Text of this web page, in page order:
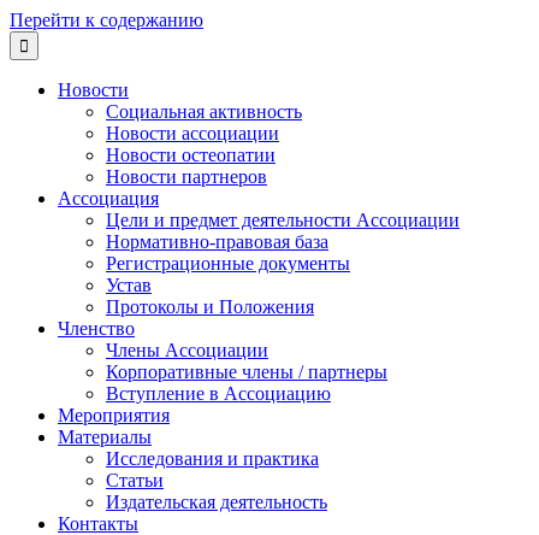
Перейти к содержанию

Новости
Социальная активность
Новости ассоциации
Новости остеопатии
Новости партнеров
Ассоциация
Цели и предмет деятельности Ассоциации
Нормативно-правовая база
Регистрационные документы
Устав
Протоколы и Положения
Членство
Члены Ассоциации
Корпоративные члены / партнеры
Вступление в Ассоциацию
Мероприятия
Материалы
Исследования и практика
Статьи
Издательская деятельность
Контакты